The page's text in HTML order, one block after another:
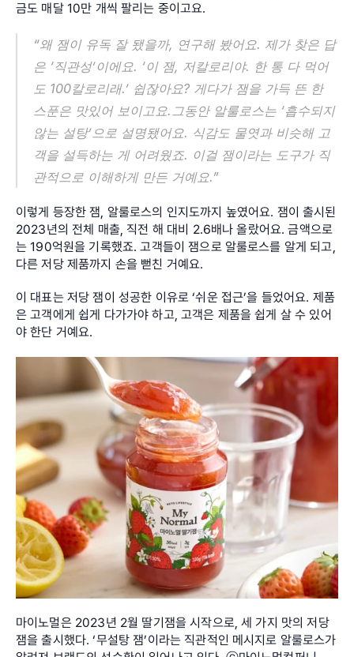
금도 매달 10만 개씩 팔리는 중이고요.
“왜 잼이 유독 잘 됐을까, 연구해 봤어요. 제가 찾은 답
은 ‘직관성’이에요. ‘이 잼, 저칼로리야. 한 통 다 먹어
도 100칼로리래.’ 쉽잖아요? 게다가 잼을 가득 뜬 한
스푼은 맛있어 보이고요.그동안 알룰로스는 ‘흡수되지
않는 설탕’으로 설명됐어요. 식감도 물엿과 비슷해 고
객을 설득하는 게 어려웠죠. 이걸 잼이라는 도구가 직
관적으로 이해하게 만든 거예요.”
이렇게 등장한 잼, 알룰로스의 인지도까지 높였어요. 잼이 출시된
2023년의 전체 매출, 직전 해 대비 2.6배나 올랐어요. 금액으로
는 190억원을 기록했죠. 고객들이 잼으로 알룰로스를 알게 되고,
다른 저당 제품까지 손을 뻗친 거예요.
이 대표는 저당 잼이 성공한 이유로 ‘쉬운 접근’을 들었어요. 제품
은 고객에게 쉽게 다가가야 하고, 고객은 제품을 쉽게 살 수 있어
야 한단 거예요.
마이노멀은 2023년 2월 딸기잼을 시작으로, 세 가지 맛의 저당
잼을 출시했다. ‘무설탕 잼’이라는 직관적인 메시지로 알룰로스가